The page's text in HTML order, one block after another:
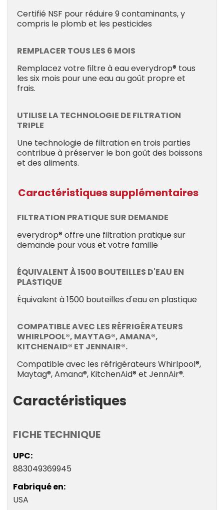
Certifié NSF pour réduire 9 contaminants, y
compris le plomb et les pesticides
REMPLACER TOUS LES 6 MOIS
Remplacez votre filtre à eau everydrop® tous
les six mois pour une eau au goût propre et
frais.
UTILISE LA TECHNOLOGIE DE FILTRATION
TRIPLE
Une technologie de filtration en trois parties
contribue à préserver le bon goût des boissons
et des aliments.
Caractéristiques supplémentaires
FILTRATION PRATIQUE SUR DEMANDE
everydrop® offre une filtration pratique sur
demande pour vous et votre famille
ÉQUIVALENT À 1500 BOUTEILLES D'EAU EN
PLASTIQUE
Équivalent à 1500 bouteilles d'eau en plastique
COMPATIBLE AVEC LES RÉFRIGÉRATEURS
WHIRLPOOL®, MAYTAG®, AMANA®,
KITCHENAID® ET JENNAIR®.
Compatible avec les réfrigérateurs Whirlpool®,
Maytag®, Amana®, KitchenAid® et JennAir®.
Caractéristiques
FICHE TECHNIQUE
UPC
883049369945
Fabriqué en
USA